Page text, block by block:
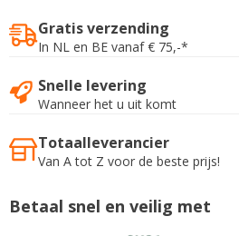
Gratis verzending
In NL en BE vanaf € 75,-*
Snelle levering
Wanneer het u uit komt
Totaalleverancier
Van A tot Z voor de beste prijs!
Betaal snel en veilig met